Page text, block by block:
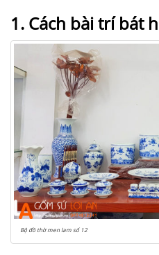
1. Cách bài trí bát
Bộ đồ thờ men lam số 12